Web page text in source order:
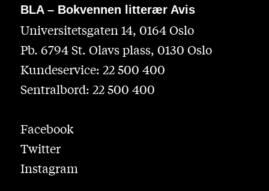
BLA – Bokvennen litterær Avis
Universitetsgaten 14, 0164 Oslo
Pb. 6794 St. Olavs plass, 0130 Oslo
Kundeservice: 22 500 400
Sentralbord: 22 500 400
Facebook
Twitter
Instagram